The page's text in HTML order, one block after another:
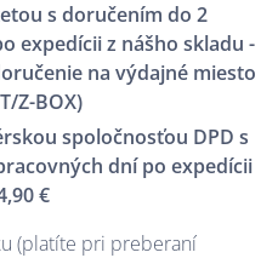
s doručením do 2
expedícii z nášho skladu -
na výdajné miesto
Z-BOX)
spoločnosťou DPD s
dní po expedícii
€
(platíte pri preberaní